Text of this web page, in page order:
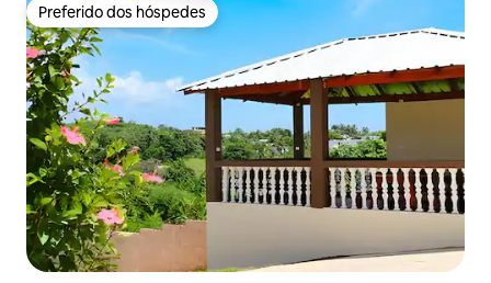
Preferido dos hóspedes
Preferido dos hóspedes